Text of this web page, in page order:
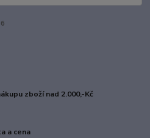
zboží nad 2.000,-Kč
a cena